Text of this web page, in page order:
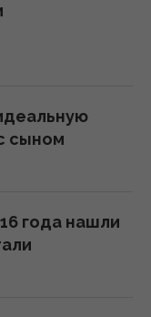
аиста
полу:
сыном
года нашли